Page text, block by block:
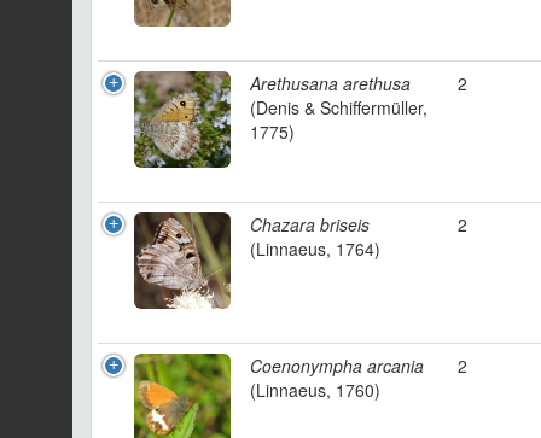
Arethusana arethusa
(Denis & Schiffermüller,
1775)
2
Chazara briseis
(Linnaeus, 1764)
2
Coenonympha arcania
(Linnaeus, 1760)
2